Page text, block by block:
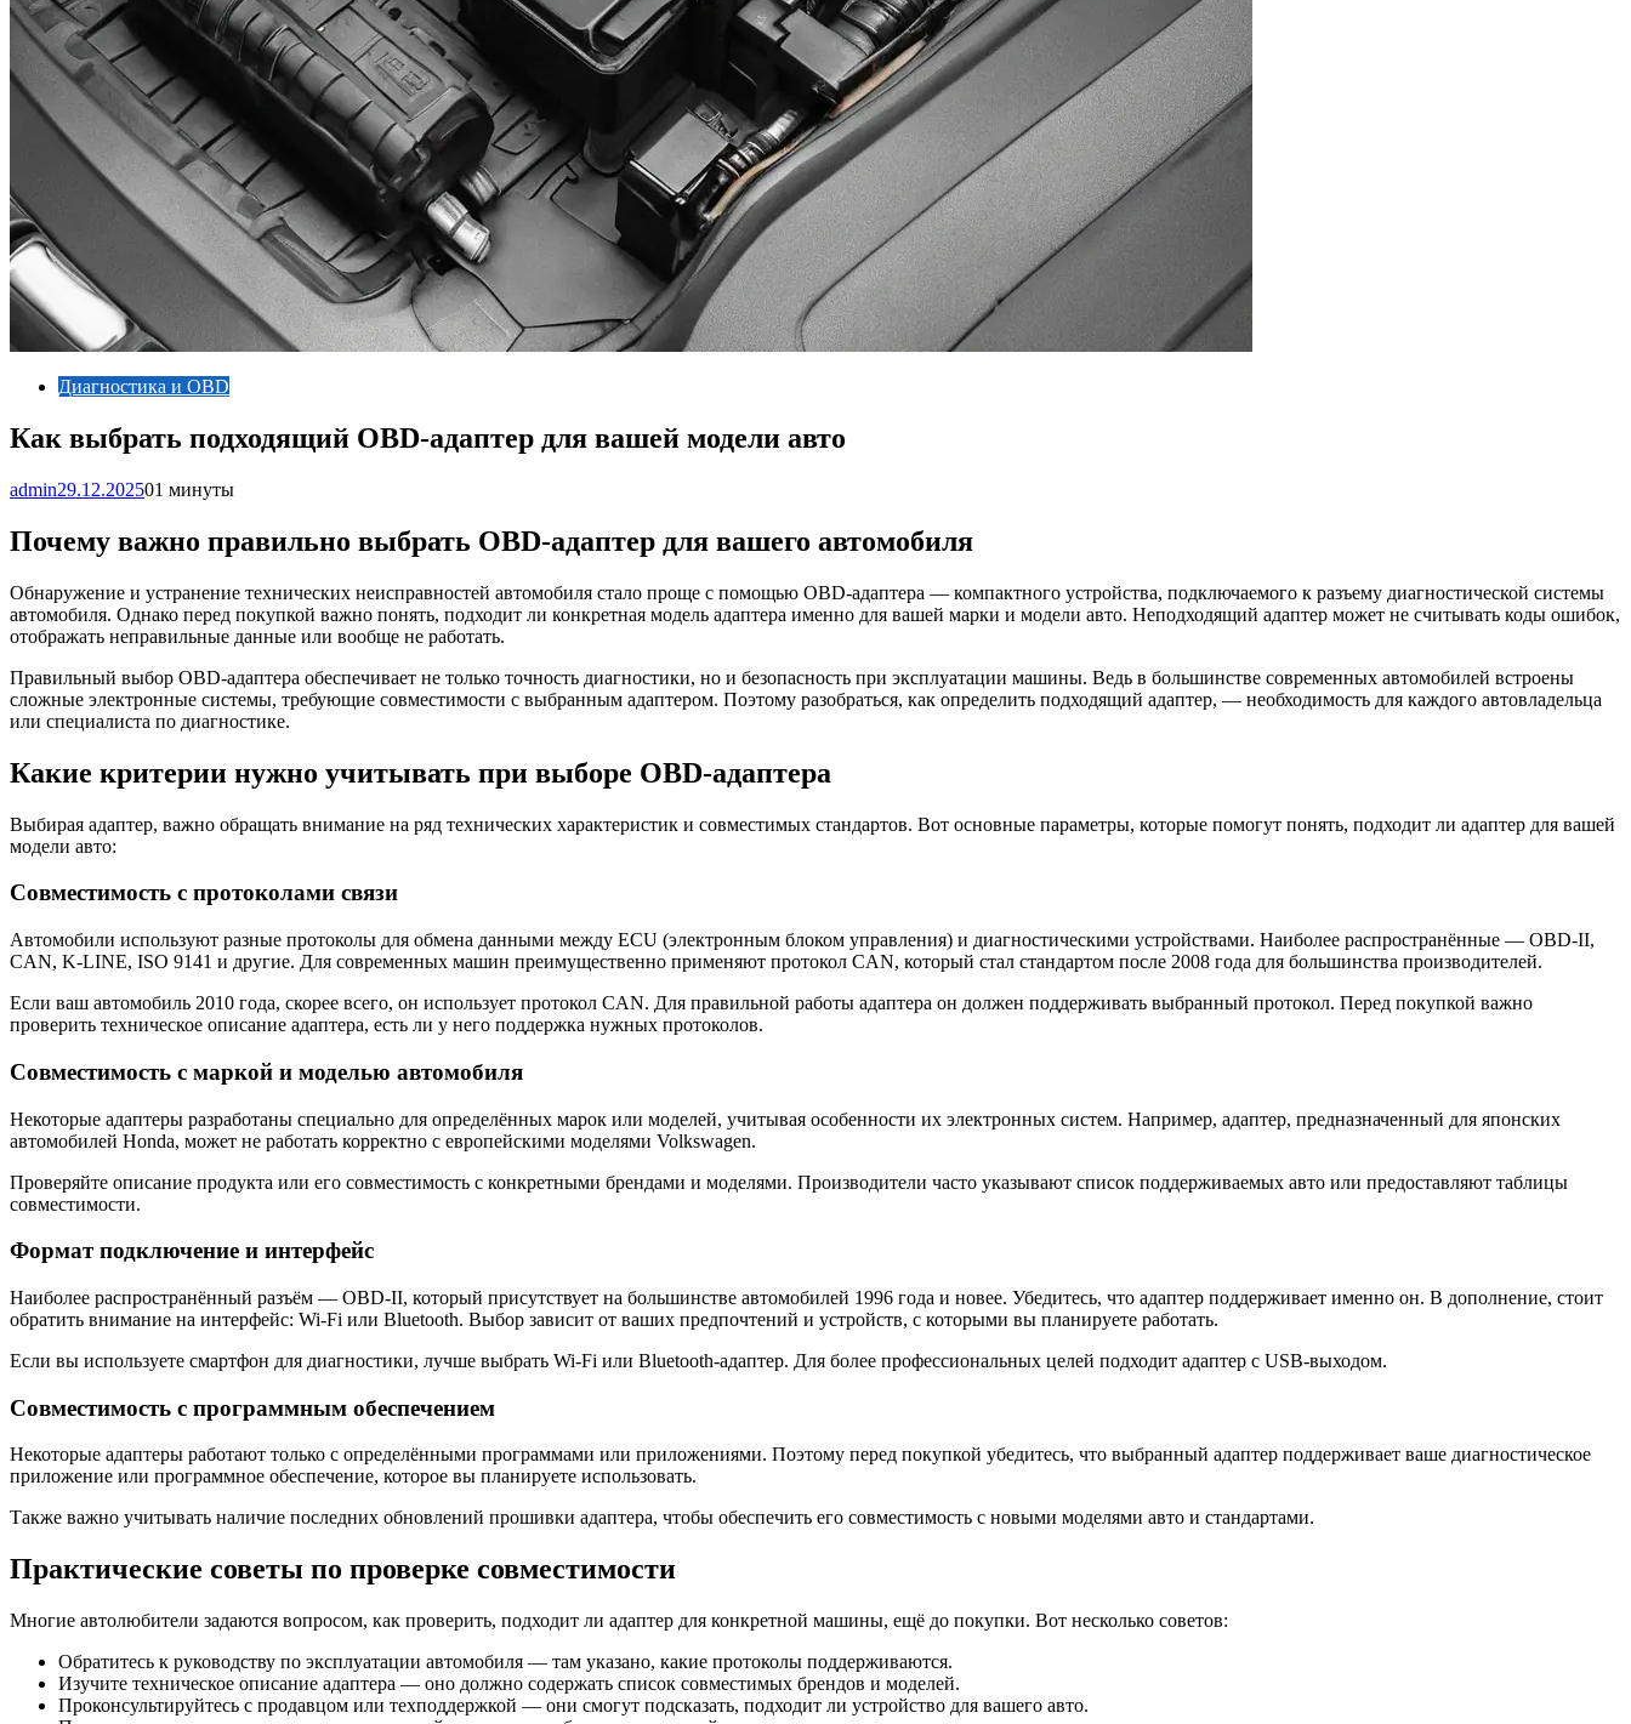
Диагностика и OBD
Как выбрать подходящий OBD-адаптер для вашей модели авто
admin29.12.202501 минуты
Почему важно правильно выбрать OBD-адаптер для вашего автомобиля
Обнаружение и устранение технических неисправностей автомобиля стало проще с помощью OBD-адаптера — компактного устройства, подключаемого к разъему диагностической системы
автомобиля. Однако перед покупкой важно понять, подходит ли конкретная модель адаптера именно для вашей марки и модели авто. Неподходящий адаптер может не считывать коды ошибок,
отображать неправильные данные или вообще не работать.
Правильный выбор OBD-адаптера обеспечивает не только точность диагностики, но и безопасность при эксплуатации машины. Ведь в большинстве современных автомобилей встроены
сложные электронные системы, требующие совместимости с выбранным адаптером. Поэтому разобраться, как определить подходящий адаптер, — необходимость для каждого автовладельца
или специалиста по диагностике.
Какие критерии нужно учитывать при выборе OBD-адаптера
Выбирая адаптер, важно обращать внимание на ряд технических характеристик и совместимых стандартов. Вот основные параметры, которые помогут понять, подходит ли адаптер для вашей
модели авто:
Совместимость с протоколами связи
Автомобили используют разные протоколы для обмена данными между ECU (электронным блоком управления) и диагностическими устройствами. Наиболее распространённые — OBD-II,
CAN, K-LINE, ISO 9141 и другие. Для современных машин преимущественно применяют протокол CAN, который стал стандартом после 2008 года для большинства производителей.
Если ваш автомобиль 2010 года, скорее всего, он использует протокол CAN. Для правильной работы адаптера он должен поддерживать выбранный протокол. Перед покупкой важно
проверить техническое описание адаптера, есть ли у него поддержка нужных протоколов.
Совместимость с маркой и моделью автомобиля
Некоторые адаптеры разработаны специально для определённых марок или моделей, учитывая особенности их электронных систем. Например, адаптер, предназначенный для японских
автомобилей Honda, может не работать корректно с европейскими моделями Volkswagen.
Проверяйте описание продукта или его совместимость с конкретными брендами и моделями. Производители часто указывают список поддерживаемых авто или предоставляют таблицы
совместимости.
Формат подключение и интерфейс
Наиболее распространённый разъём — OBD-II, который присутствует на большинстве автомобилей 1996 года и новее. Убедитесь, что адаптер поддерживает именно он. В дополнение, стоит
обратить внимание на интерфейс: Wi-Fi или Bluetooth. Выбор зависит от ваших предпочтений и устройств, с которыми вы планируете работать.
Если вы используете смартфон для диагностики, лучше выбрать Wi-Fi или Bluetooth-адаптер. Для более профессиональных целей подходит адаптер с USB-выходом.
Совместимость с программным обеспечением
Некоторые адаптеры работают только с определёнными программами или приложениями. Поэтому перед покупкой убедитесь, что выбранный адаптер поддерживает ваше диагностическое
приложение или программное обеспечение, которое вы планируете использовать.
Также важно учитывать наличие последних обновлений прошивки адаптера, чтобы обеспечить его совместимость с новыми моделями авто и стандартами.
Практические советы по проверке совместимости
Многие автолюбители задаются вопросом, как проверить, подходит ли адаптер для конкретной машины, ещё до покупки. Вот несколько советов:
Обратитесь к руководству по эксплуатации автомобиля — там указано, какие протоколы поддерживаются.
Изучите техническое описание адаптера — оно должно содержать список совместимых брендов и моделей.
Проконсультируйтесь с продавцом или техподдержкой — они смогут подсказать, подходит ли устройство для вашего авто.